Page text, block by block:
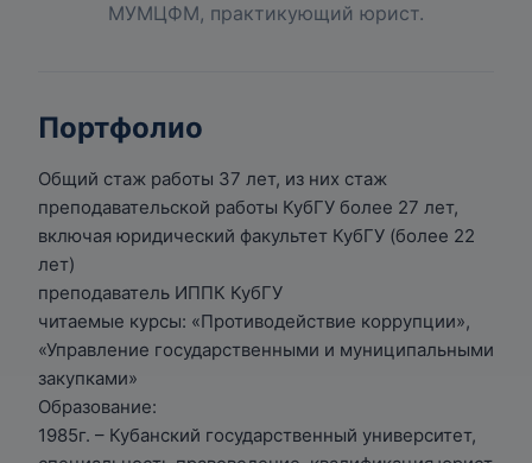
МУМЦФМ, практикующий юрист.
Портфолио
Общий стаж работы 37 лет, из них стаж
преподавательской работы КубГУ более 27 лет,
включая юридический факультет КубГУ (более 22
лет)
преподаватель ИППК КубГУ
читаемые курсы: «Противодействие коррупции»,
«Управление государственными и муниципальными
закупками»
Образование:
1985г. – Кубанский государственный университет,